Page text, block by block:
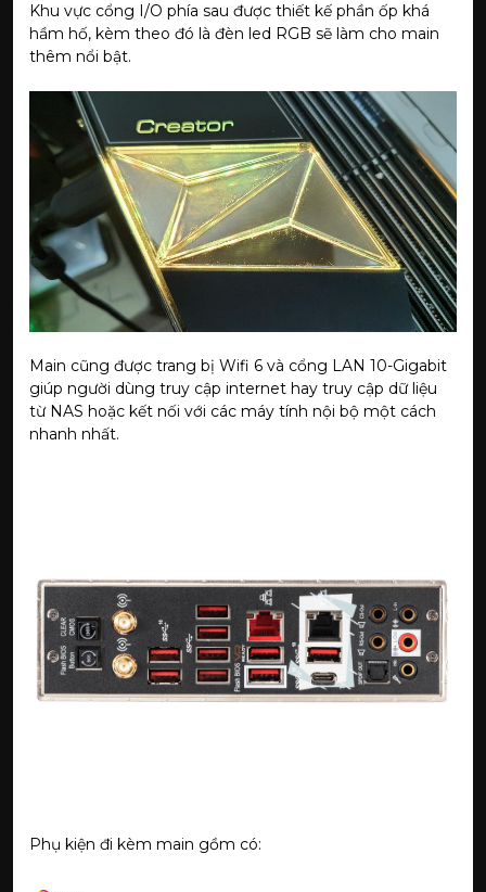
Khu vực cổng I/O phía sau được thiết kế phần ốp khá
hầm hố, kèm theo đó là đèn led RGB sẽ làm cho main
thêm nổi bật.
Main cũng được trang bị Wifi 6 và cổng LAN 10-Gigabit
giúp người dùng truy cập internet hay truy cập dữ liệu
từ NAS hoặc kết nối với các máy tính nội bộ một cách
nhanh nhất.
Phụ kiện đi kèm main gồm có: